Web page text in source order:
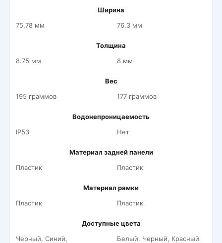
Ширина
75.78 мм
76.3 мм
Толщина
8.75 мм
8 мм
Вес
195 граммов
177 граммов
Водонепроницаемость
IP53
Нет
Материал задней панели
Пластик
Пластик
Материал рамки
Пластик
Пластик
Доступные цвета
Черный, Синий,
Белый, Черный, Красный